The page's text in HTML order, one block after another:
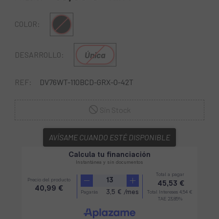
COLOR: Multi
DESARROLLO: Única
REF: DV76WT-110BCD-GRX-O-42T
AVÍSAME CUANDO ESTÉ DISPONIBLE